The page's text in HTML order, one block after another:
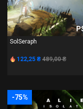
SolSeraph
122,25 ₴ 489,00 ₴
-75%